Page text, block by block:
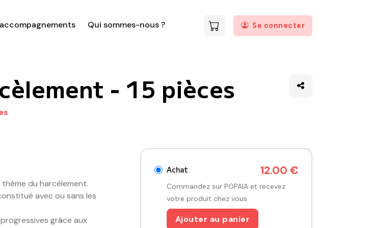
Qui sommes-nous ? Se connecter
- 15 pièces
du harcèlement.
avec ou sans les
grâce aux
Achat 12.00 €
Commandez sur POPAIA et recevez
votre produit chez vous
Ajouter au panier